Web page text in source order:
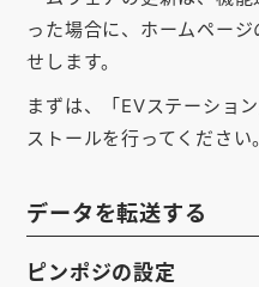
会社概要
お問い合わせ
公式オンラインショップ
った場合に、ホームペー
せします。
まずは、「EVステーショ
ストールを行ってください。
データを転送する
ピンポジの設定